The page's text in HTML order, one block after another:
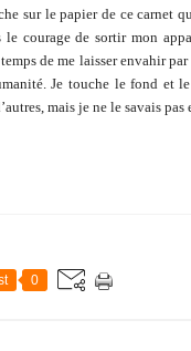
sur le papier de ce carnet
courage de sortir mon
de me laisser envahir
Je touche le fond et
mais je ne le savais pas
0